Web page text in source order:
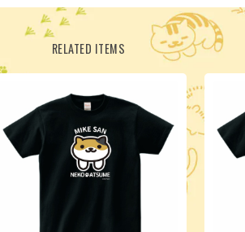
RELATED ITEMS